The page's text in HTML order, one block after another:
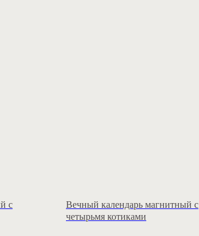
с
Вечный календарь магнитный с
четырьмя котиками